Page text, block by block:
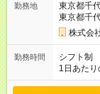
時間分の
途支給します。 ※3ヶ月間の試用期間が
が月給26
別途支給
【試用期
と給与に
はみなし
勤務地
東京都千
東京都千
株式会
勤務時間
シフト制
1日あたりの
例＞ ・08：